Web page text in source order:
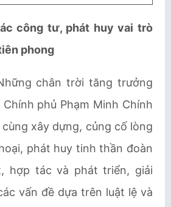
công tư, phát huy vai trò
phong
chân trời tăng trưởng
Chính phủ Phạm Minh Chính
xây dựng, củng cố lòng
phát huy tinh thần đoàn
hợp tác và phát triển, giải
vấn đề dựa trên luật lệ và